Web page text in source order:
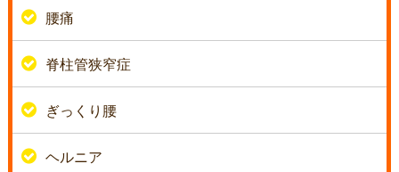
腰痛
脊柱管狭窄症
ぎっくり腰
ヘルニア